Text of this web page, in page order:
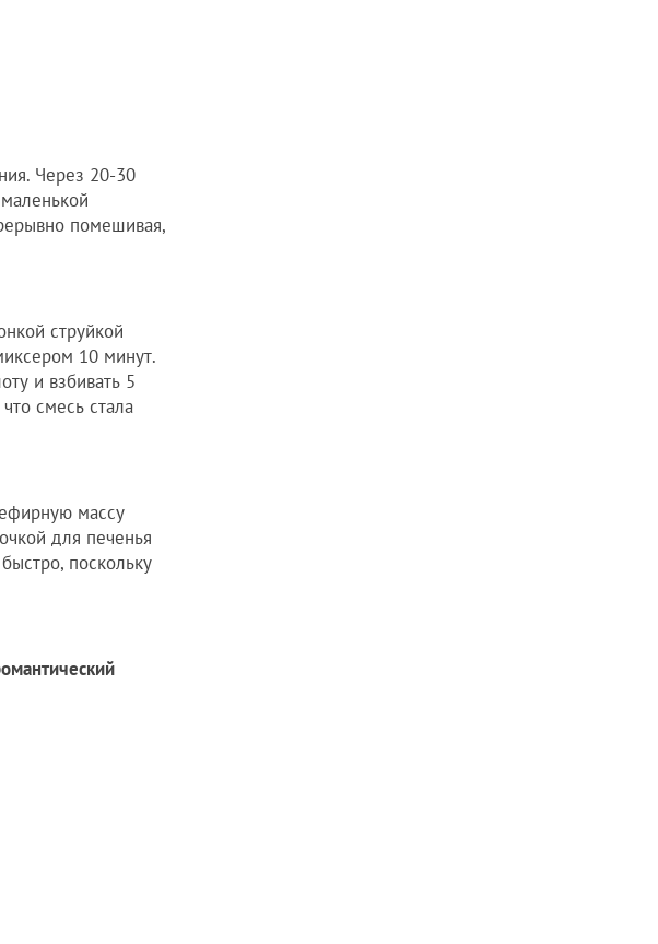
Через 20-30
помешивая,
струйкой
10 минут.
и взбивать 5
смесь стала
массу
для печенья
поскольку